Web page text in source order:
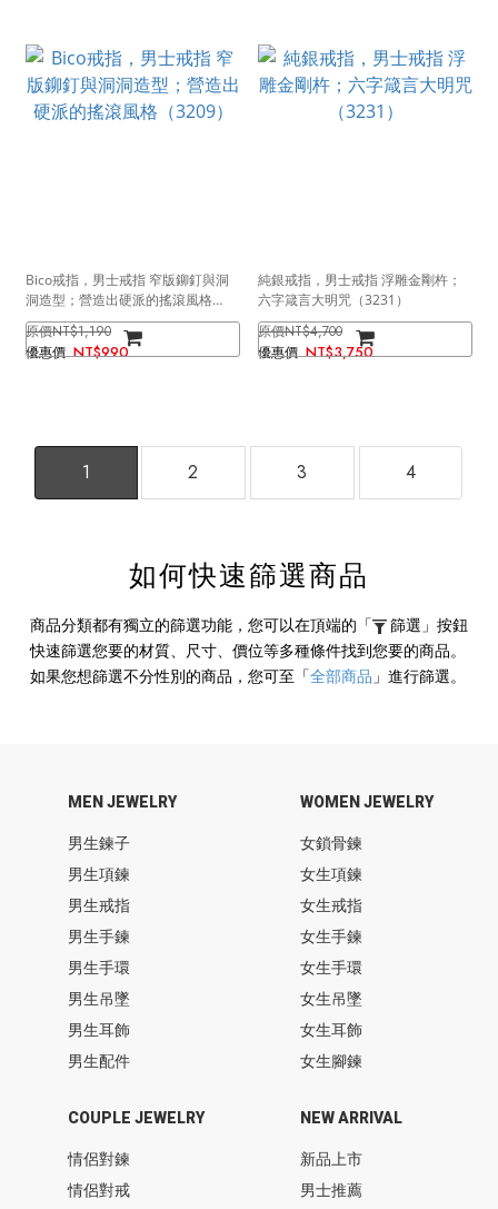
Bico戒指，男士戒指 窄版鉚釘與洞
洞造型；營造出硬派的搖滾風格
（3209）
NT$1,190
NT$990
純銀戒指，男士戒指 浮雕金剛杵；
六字箴言大明咒（3231）
NT$4,700
NT$3,750
1 2 3 4
如何快速篩選商品
商品分類都有獨立的篩選功能，您可以在頂端的 「 篩選」 按鈕
快速篩選您要的材質、尺寸、價位等多種條件找到您要的商品。
如果您想篩選不分性別的商品，您可至 「全部商品 」 進行篩選。
MEN JEWELRY
男生鍊子
男生項鍊
男生戒指
男生手鍊
男生手環
男生吊墜
男生耳飾
男生配件
WOMEN JEWELRY
女鎖骨鍊
女生項鍊
女生戒指
女生手鍊
女生手環
女生吊墜
女生耳飾
女生腳鍊
COUPLE JEWELRY
情侶對鍊
情侶對戒
NEW ARRIVAL
新品上市
男士推薦